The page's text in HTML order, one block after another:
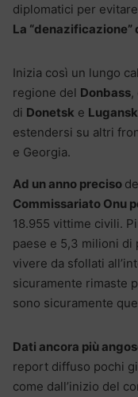
diplomatici per
La “denazificazione”
Inizia così un lungo
regione del Donbass
di Donetsk e Lugansk
estendersi su altri
e Georgia.
Ad un anno preciso
Commissariato Onu
18.955 vittime civili.
paese e 5,3 milioni
vivere da sfollati
sicuramente rimaste
sono sicuramente
Dati ancora più
report diffuso pochi
come dall’inizio del